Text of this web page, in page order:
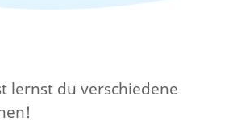
lernst du verschiedene